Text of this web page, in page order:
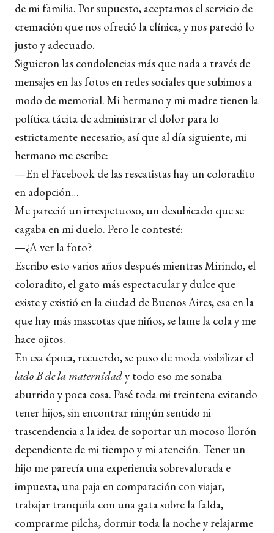
de mi familia. Por supuesto, aceptamos el servicio de
cremación que nos ofreció la clínica, y nos pareció lo
justo y adecuado.
Siguieron las condolencias más que nada a través de
mensajes en las fotos en redes sociales que subimos a
modo de memorial. Mi hermano y mi madre tienen la
política tácita de administrar el dolor para lo
estrictamente necesario, así que al día siguiente, mi
hermano me escribe:
—En el Facebook de las rescatistas hay un coloradito
en adopción…
Me pareció un irrespetuoso, un desubicado que se
cagaba en mi duelo. Pero le contesté:
—¿A ver la foto?
Escribo esto varios años después mientras Mirindo, el
coloradito, el gato más espectacular y dulce que
existe y existió en la ciudad de Buenos Aires, esa en la
que hay más mascotas que niños, se lame la cola y me
hace ojitos.
En esa época, recuerdo, se puso de moda visibilizar el
lado B de la maternidady todo eso me sonaba
aburrido y poca cosa. Pasé toda mi treintena evitando
tener hijos, sin encontrar ningún sentido ni
trascendencia a la idea de soportar un mocoso llorón
dependiente de mi tiempo y mi atención. Tener un
hijo me parecía una experiencia sobrevalorada e
impuesta, una paja en comparación con viajar,
trabajar tranquila con una gata sobre la falda,
comprarme pilcha, dormir toda la noche y relajarme